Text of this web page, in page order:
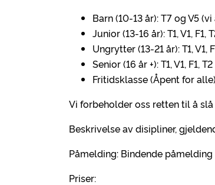
Barn (10-13 år): T7 og V5
Junior (13-16 år): T1, V1, F1,
Ungrytter (13-21 år): T1, V1,
Senior (16 år +): T1, V1, F1, T2
Fritidsklasse (Åpent for
Vi forbeholder oss retten til å
Beskrivelse av disipliner,
Påmelding: Bindende
Priser: